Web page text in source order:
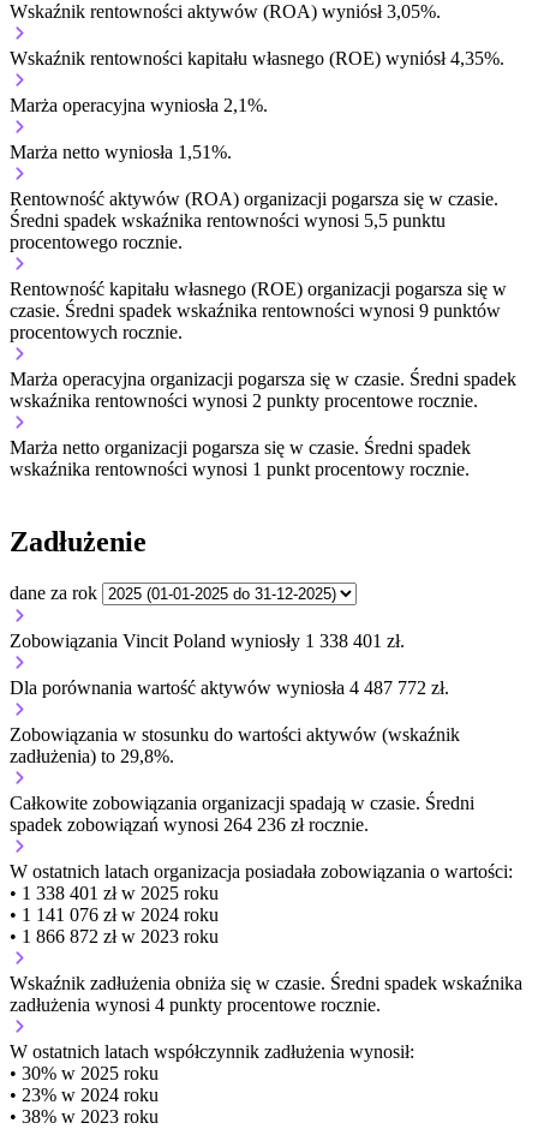
Wskaźnik rentowności aktywów (ROA) wyniósł 3,05%.
Wskaźnik rentowności kapitału własnego (ROE) wyniósł 4,35%.
Marża operacyjna wyniosła 2,1%.
Marża netto wyniosła 1,51%.
Rentowność aktywów (ROA) organizacji pogarsza się w czasie.
Średni spadek wskaźnika rentowności wynosi 5,5 punktu
procentowego rocznie.
Rentowność kapitału własnego (ROE) organizacji pogarsza się w
czasie. Średni spadek wskaźnika rentowności wynosi 9 punktów
procentowych rocznie.
Marża operacyjna organizacji pogarsza się w czasie. Średni spadek
wskaźnika rentowności wynosi 2 punkty procentowe rocznie.
Marża netto organizacji pogarsza się w czasie. Średni spadek
wskaźnika rentowności wynosi 1 punkt procentowy rocznie.
Zadłużenie
dane za rok
Zobowiązania Vincit Poland wyniosły 1 338 401 zł.
Dla porównania wartość aktywów wyniosła 4 487 772 zł.
Zobowiązania w stosunku do wartości aktywów (wskaźnik
zadłużenia) to 29,8%.
Całkowite zobowiązania organizacji spadają w czasie. Średni
spadek zobowiązań wynosi 264 236 zł rocznie.
W ostatnich latach organizacja posiadała zobowiązania o wartości:
• 1 338 401 zł w 2025 roku
• 1 141 076 zł w 2024 roku
• 1 866 872 zł w 2023 roku
Wskaźnik zadłużenia obniża się w czasie. Średni spadek wskaźnika
zadłużenia wynosi 4 punkty procentowe rocznie.
W ostatnich latach współczynnik zadłużenia wynosił:
• 30% w 2025 roku
• 23% w 2024 roku
• 38% w 2023 roku